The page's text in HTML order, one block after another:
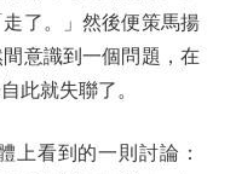
了。」然後便策馬揚
意識到一個問題，在
此就失聯了。
看到的一則討論：